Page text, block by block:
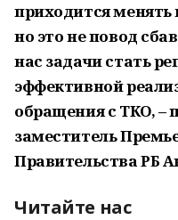
приходится
но это не повод
нас задачи стать
эффективной
обращения с ТКО, –
заместитель
Правительства РБ
Читайте нас